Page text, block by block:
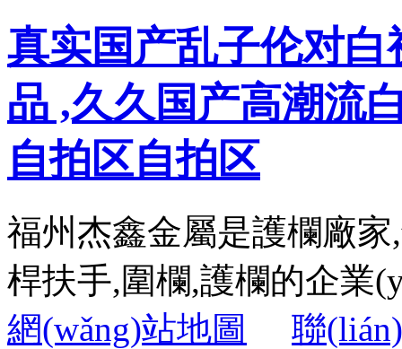
真实国产乱子伦对
品 ,久久国产高潮流
自拍区自拍区
福州杰鑫金屬是護欄廠
桿扶手,圍欄,護欄的企業
網(wǎng)站地圖
聯